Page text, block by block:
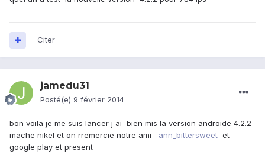
Citer
jamedu31
Posté(e) 9 février 2014
bon voila je me suis lancer j ai bien mis la version androide 4.2.2
mache nikel et on rremercie notre ami ann_bittersweet et
google play et present